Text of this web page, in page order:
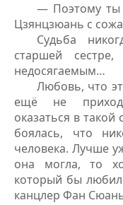
— Поэтому ты
Цзянцзюань с
Судьба
старшей
недосягаемым…
Любовь, что
ещё не
оказаться в такой
боялась, что
человека. Лучше
она могла, то
который бы
канцлер Фан